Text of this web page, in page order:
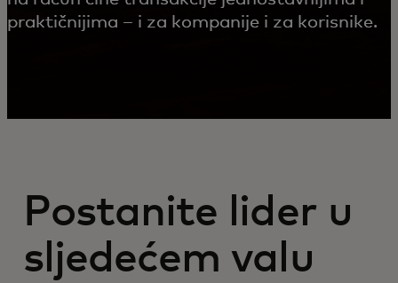
praktičnijima – i za kompanije i za korisnike.
Postanite lider u
sljedećem valu